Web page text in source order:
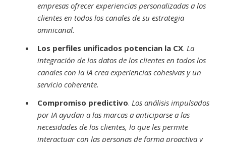
empresas ofrecer experiencias personalizadas a los
clientes en todos los canales de su estrategia
omnicanal.
Los perfiles unificados potencian la CX. La
integración de los datos de los clientes en todos los
canales con la IA crea experiencias cohesivas y un
servicio coherente.
Compromiso predictivo. Los análisis impulsados
por IA ayudan a las marcas a anticiparse a las
necesidades de los clientes, lo que les permite
interactuar con las personas de forma proactiva y